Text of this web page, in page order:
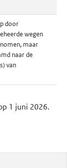
door
wegen
maar
naar de
van
1 juni 2026.